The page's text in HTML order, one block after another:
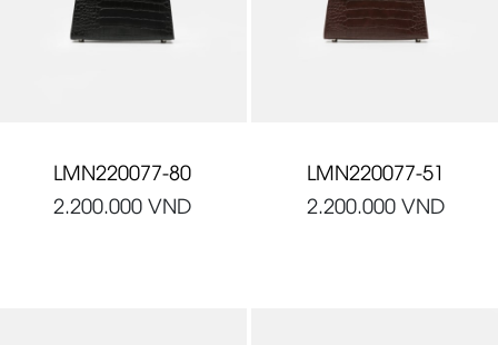
LMN220077-80
2.200.000 VND
LMN220077-51
2.200.000 VND